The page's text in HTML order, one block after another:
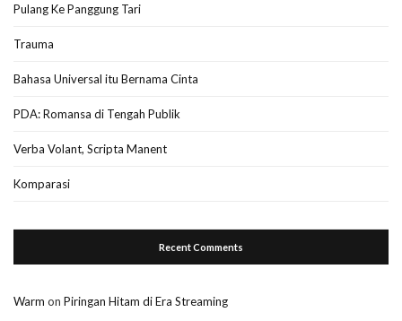
Pulang Ke Panggung Tari
Trauma
Bahasa Universal itu Bernama Cinta
PDA: Romansa di Tengah Publik
Verba Volant, Scripta Manent
Komparasi
Recent Comments
Warm on Piringan Hitam di Era Streaming